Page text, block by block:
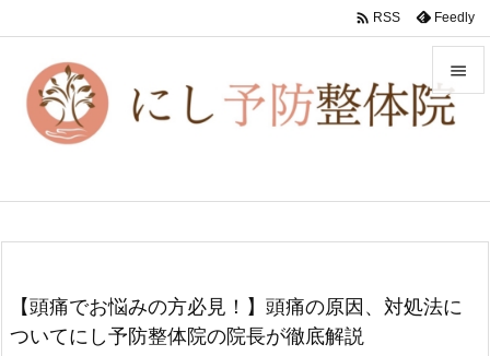


検索
 RSS Feedly
【頭痛でお悩みの方必見！】頭痛の原因、対処法に
ついてにし予防整体院の院長が徹底解説